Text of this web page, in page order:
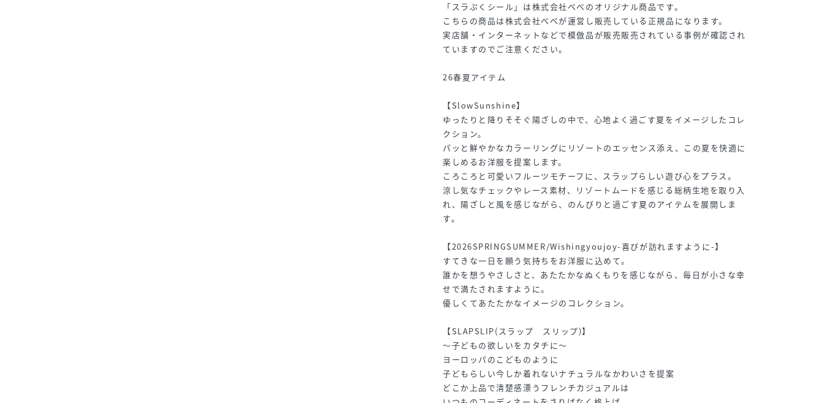
「スラぷくシール」は株式会社べべのオリジナル商品です。
こちらの商品は株式会社べべが運営し販売している正規品になります。
実店舗・インターネットなどで模倣品が販売販売されている事例が確認され
ていますのでご注意ください。
26春夏アイテム
【SlowSunshine】
ゆったりと降りそそぐ陽ざしの中で、心地よく過ごす夏をイメージしたコレ
クション。
パッと鮮やかなカラーリングにリゾートのエッセンス添え、この夏を快適に
楽しめるお洋服を提案します。
ころころと可愛いフルーツモチーフに、スラップらしい遊び心をプラス。
涼し気なチェックやレース素材、リゾートムードを感じる総柄生地を取り入
れ、陽ざしと風を感じながら、のんびりと過ごす夏のアイテムを展開しま
す。
【2026SPRINGSUMMER/Wishingyoujoy-喜びが訪れますように-】
すてきな一日を願う気持ちをお洋服に込めて。
誰かを想うやさしさと、あたたかなぬくもりを感じながら、毎日が小さな幸
せで満たされますように。
優しくてあたたかなイメージのコレクション。
【SLAPSLIP(スラップ スリップ)】
～子どもの欲しいをカタチに～
ヨーロッパのこどものように
子どもらしい今しか着れないナチュラルなかわいさを提案
どこか上品で清楚感漂うフレンチカジュアルは